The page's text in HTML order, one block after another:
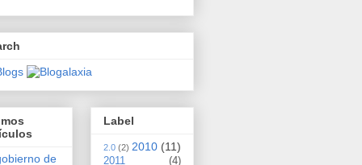
de
Label
2.0 (2) 2010 (11)
2011 (4)